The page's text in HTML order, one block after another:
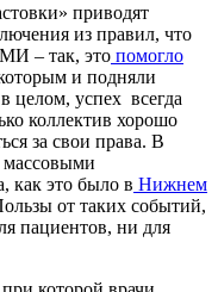
приводят
из правил, что
– так, это помогло
и подняли
целом, успех всегда
коллектив хорошо
за свои права. В
массовыми
как это было в Нижнем
от таких событий,
пациентов, ни для